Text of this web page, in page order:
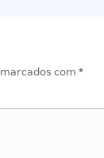
com *